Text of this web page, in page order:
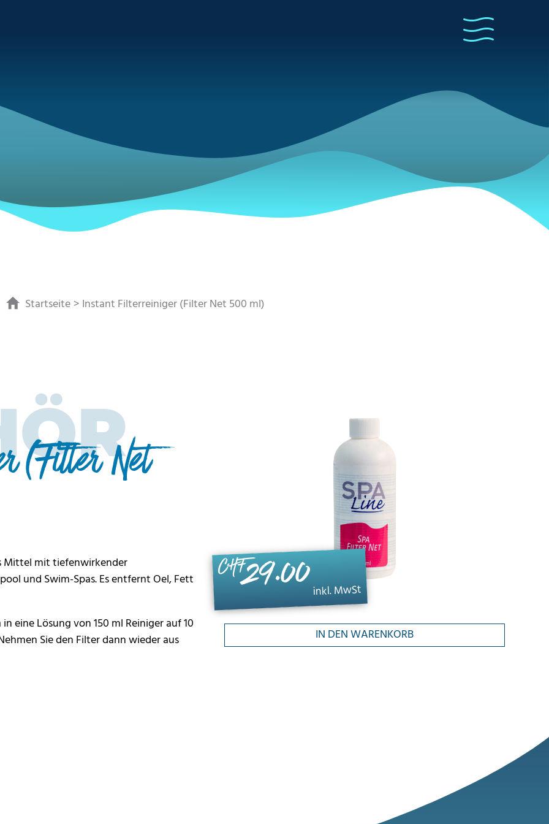
Startseite Instant Filterreiniger (Filter Net 500 ml)
(Filter Net
Mittel mit tiefenwirkender
und Swim-Spas. Es entfernt Oel, Fett
eine Lösung von 150 ml Reiniger auf 10
Sie den Filter dann wieder aus
CHF29.00inkl. MwSt
IN DEN WARENKORB